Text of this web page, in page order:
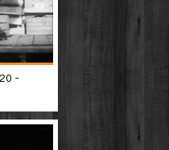
-